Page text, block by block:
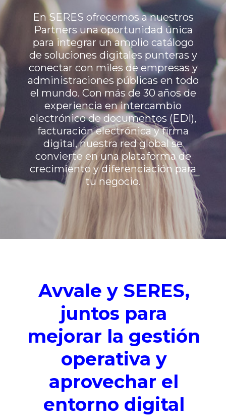
En SERES ofrecemos a nuestros
Partners una oportunidad única
para integrar un amplio catálogo
de soluciones digitales punteras y
conectar con miles de empresas y
administraciones públicas en todo
el mundo. Con más de 30 años de
experiencia en intercambio
electrónico de documentos (EDI),
facturación electrónica y firma
digital, nuestra red global se
convierte en una plataforma de
crecimiento y diferenciación para
tu negocio.
Avvale y SERES,
juntos para
mejorar la gestión
operativa y
aprovechar el
entorno digital